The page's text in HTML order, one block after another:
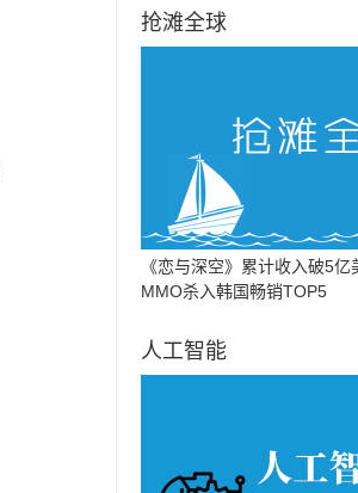
抢滩全球
《恋与深空》累计收入破5
MMO杀入韩国畅销TOP5
人工智能